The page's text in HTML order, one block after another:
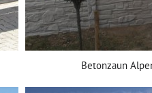
Betonzaun